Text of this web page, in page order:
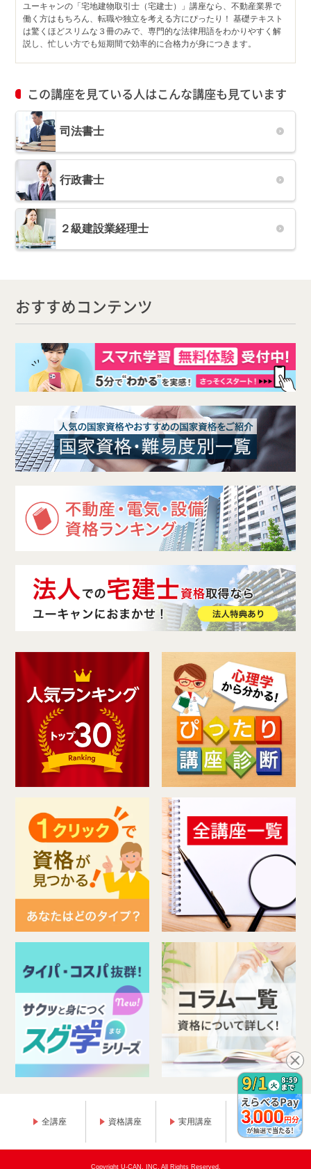
ユーキャンの「宅地建物取引士（宅建士）」講座なら、不動産業界で
働く方はもちろん、転職や独立を考える方にぴったり！ 基礎テキスト
は驚くほどスリムな３冊のみで、専門的な法律用語をわかりやすく解
説し、忙しい方でも短期間で効率的に合格力が身につきます。
この講座を見ている人はこんな講座も見ています
司法書士
行政書士
２級建設業経理士
おすすめコンテンツ
全講座 資格講座 実用講座 趣味講座
Copyright U-CAN, INC. All Rights Reserved.